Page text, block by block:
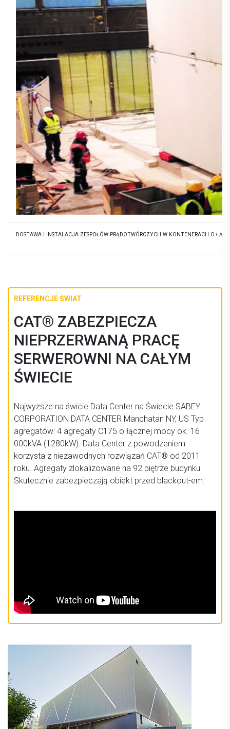
DOSTAWA I INSTALACJA ZESPOŁÓW PRĄDOTWÓRCZYCH W KONTENERACH O
REFERENCJE ŚWIAT
CAT® ZABEZPIECZA
NIEPRZERWANĄ PRACĘ
SERWEROWNI NA CAŁYM
ŚWIECIE
Najwyższe na świcie Data Center na Świecie SABEY
CORPORATION DATA CENTER Manchatan NY, US Typ
agregatów: 4 agregaty C175 o łącznej mocy ok. 16
000kVA (1280kW). Data Center z powodzeniem
korzysta z niezawodnych rozwiązań CAT® od 2011
roku. Agregaty zlokalizowane na 92 piętrze budynku.
Skutecznie zabezpieczają obiekt przed blackout-em.